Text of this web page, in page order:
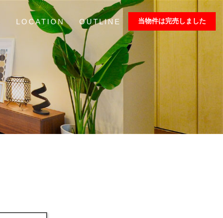
LOCATION OUTLINE 当物件は完売しました